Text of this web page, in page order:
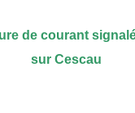
de courant
sur Cescau